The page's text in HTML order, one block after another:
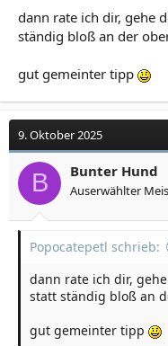
dann rate ich dir, gehe
ständig bloß an der
gut gemeinter tipp
9. Oktober 2025
B Bunter Hund
Auserwählter
Popocatepetl schrieb:
dann rate ich dir,
statt ständig bloß an
gut gemeinter tipp